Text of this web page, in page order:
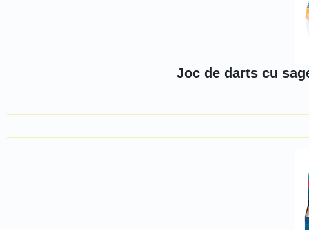
Joc de darts cu